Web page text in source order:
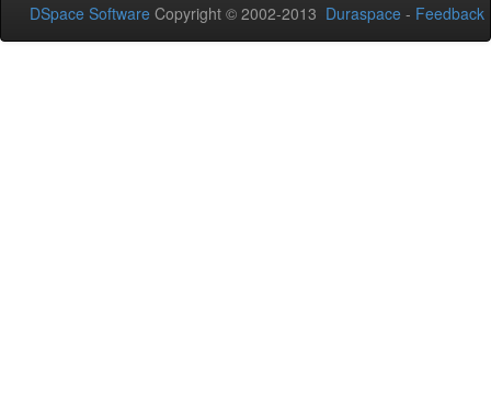
DSpace Software Copyright © 2002-2013 Duraspace - Feedback